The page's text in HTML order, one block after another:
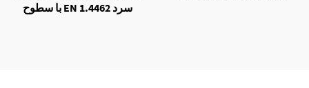
سرد EN 1.4462 با سطوح